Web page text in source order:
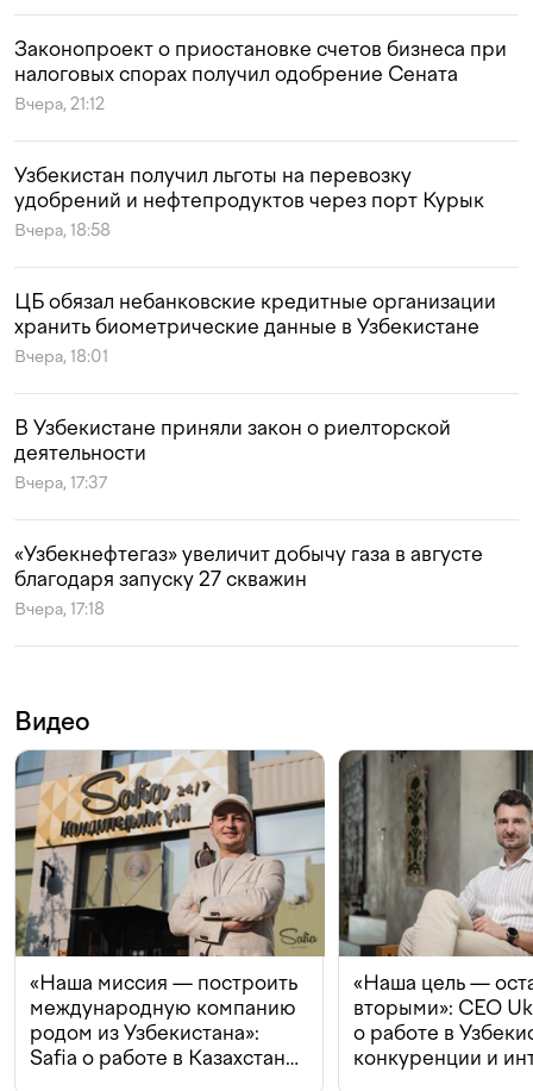
Законопроект о приостановке счетов бизнеса при
налоговых спорах получил одобрение Сената
Вчера, 21:12
Узбекистан получил льготы на перевозку
удобрений и нефтепродуктов через порт Курык
Вчера, 18:58
ЦБ обязал небанковские кредитные организации
хранить биометрические данные в Узбекистане
Вчера, 18:01
В Узбекистане приняли закон о риелторской
деятельности
Вчера, 17:37
«Узбекнефтегаз» увеличит добычу газа в августе
благодаря запуску 27 скважин
Вчера, 17:18
Видео
«Наша миссия — построить
международную компанию
родом из Узбекистана»:
Safia о работе в Казахстане,
«Наша цель —
вторыми»: CEO
о работе в
конкуренции и